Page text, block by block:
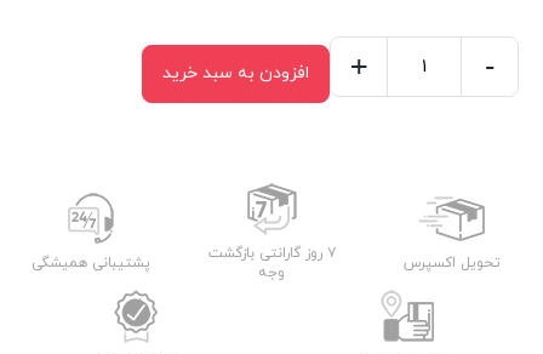
-
+ افزودن به سبد خرید
تحویل اکسپرس
۷ روز گارانتی بازگشت
وجه
پشتیبانی همیشگی